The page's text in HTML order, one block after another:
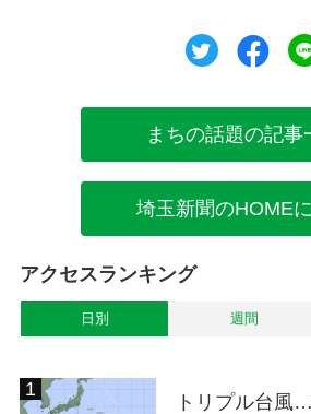
ツイート
シ
まちの話題の記事
埼玉新聞のHOME
アクセスランキング
日別 週間
トリプル台風